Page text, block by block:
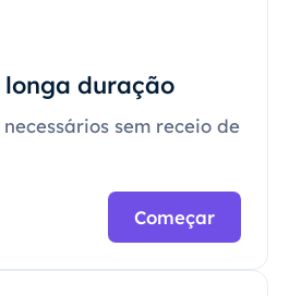
longa duração
sem receio de
Começar